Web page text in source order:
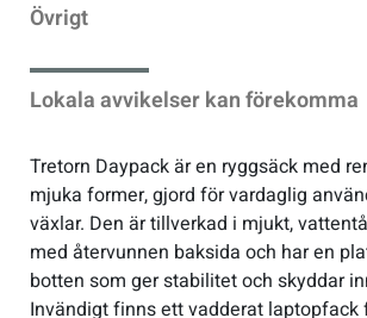
Övrigt
Lokala avvikelser kan förekomma
Tretorn Daypack är en ryggsäck med
mjuka former, gjord för vardaglig
växlar. Den är tillverkad i mjukt,
med återvunnen baksida och har en
botten som ger stabilitet och skyddar
Invändigt finns ett vadderat laptopfack